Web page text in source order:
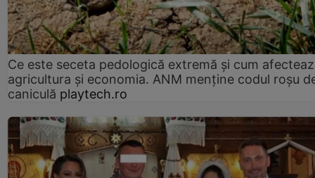
Ce este seceta pedologică extremă și cum
agricultura și economia. ANM menține codul roșu
caniculă playtech.ro